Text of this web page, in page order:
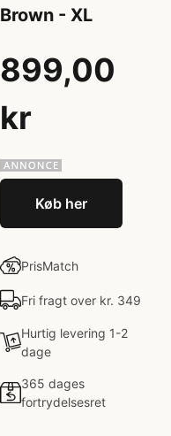
Brown - XL
899,00
kr
Køb her
PrisMatch
Fri fragt over kr. 349
Hurtig levering 1-2
dage
365 dages
fortrydelsesret